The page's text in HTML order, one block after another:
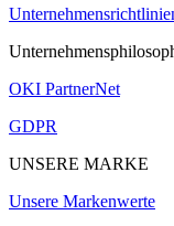
OKI PartnerNet
GDPR
UNSERE MARKE
Unsere Markenwerte